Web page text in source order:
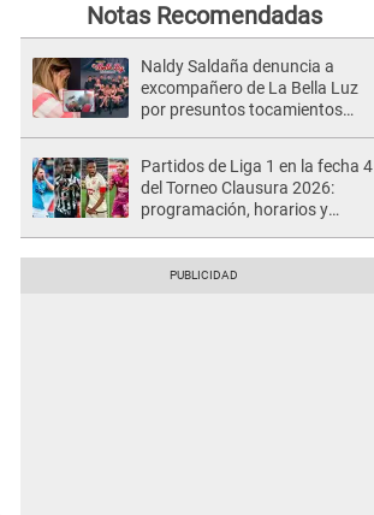
Notas Recomendadas
Naldy Saldaña denuncia a
excompañero de La Bella Luz
por presuntos tocamientos
Partidos de Liga 1 en la fecha 4
del Torneo Clausura 2026:
programación, horarios y